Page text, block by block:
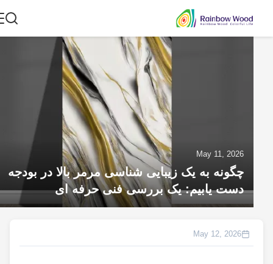
May 11, 2026
چگونه به یک زیبایی شناسی مرمر بالا در بودجه
دست یابیم: یک بررسی فنی حرفه ای
May 12, 2026